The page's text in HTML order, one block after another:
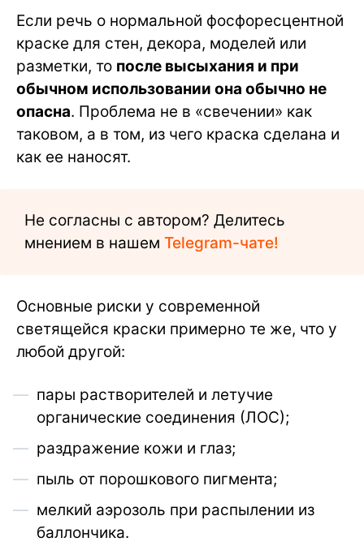
Если речь о нормальной фосфоресцентной
краске для стен, декора, моделей или
разметки, то после высыхания и при
обычном использовании она обычно не
опасна. Проблема не в «свечении» как
таковом, а в том, из чего краска сделана и
как ее наносят.
Не согласны с автором? Делитесь
мнением в нашем Telegram-чате!
Основные риски у современной
светящейся краски примерно те же, что у
любой другой:
пары растворителей и летучие
органические соединения (ЛОС);
раздражение кожи и глаз;
пыль от порошкового пигмента;
мелкий аэрозоль при распылении из
баллончика.